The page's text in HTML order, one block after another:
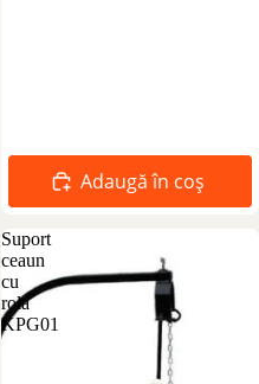
Adaugă în coș
Suport
ceaun
cu
rola
KPG01